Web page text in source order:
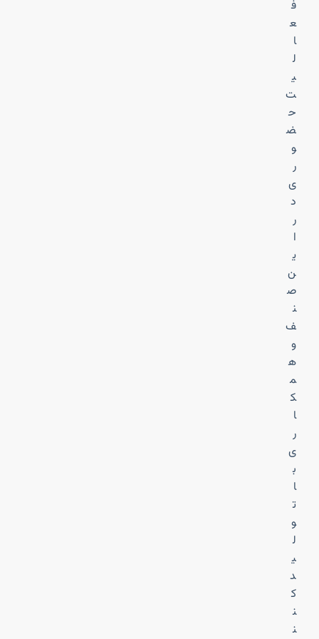
ف
ع
ا
ل
ی
ت
ح
ض
و
ر
ی
د
ر
ا
ی
ن
ص
ن
ف
و
ه
م
ک
ا
ر
ی
ب
ا
ت
و
ل
ی
د
ک
ن
ن